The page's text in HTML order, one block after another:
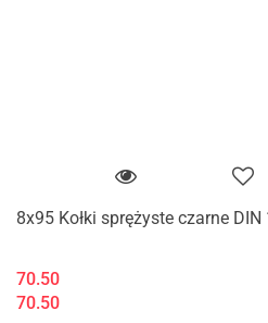
8x95 Kołki sprężyste czarne
70.50
70.50